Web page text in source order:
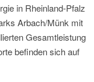
in Rheinland-Pfalz
Arbach/Münk mit
Gesamtleistung
befinden sich auf